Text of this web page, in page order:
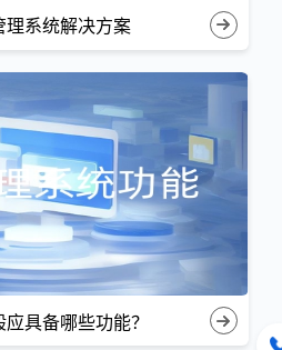
理系统解决方案
具备哪些功能？